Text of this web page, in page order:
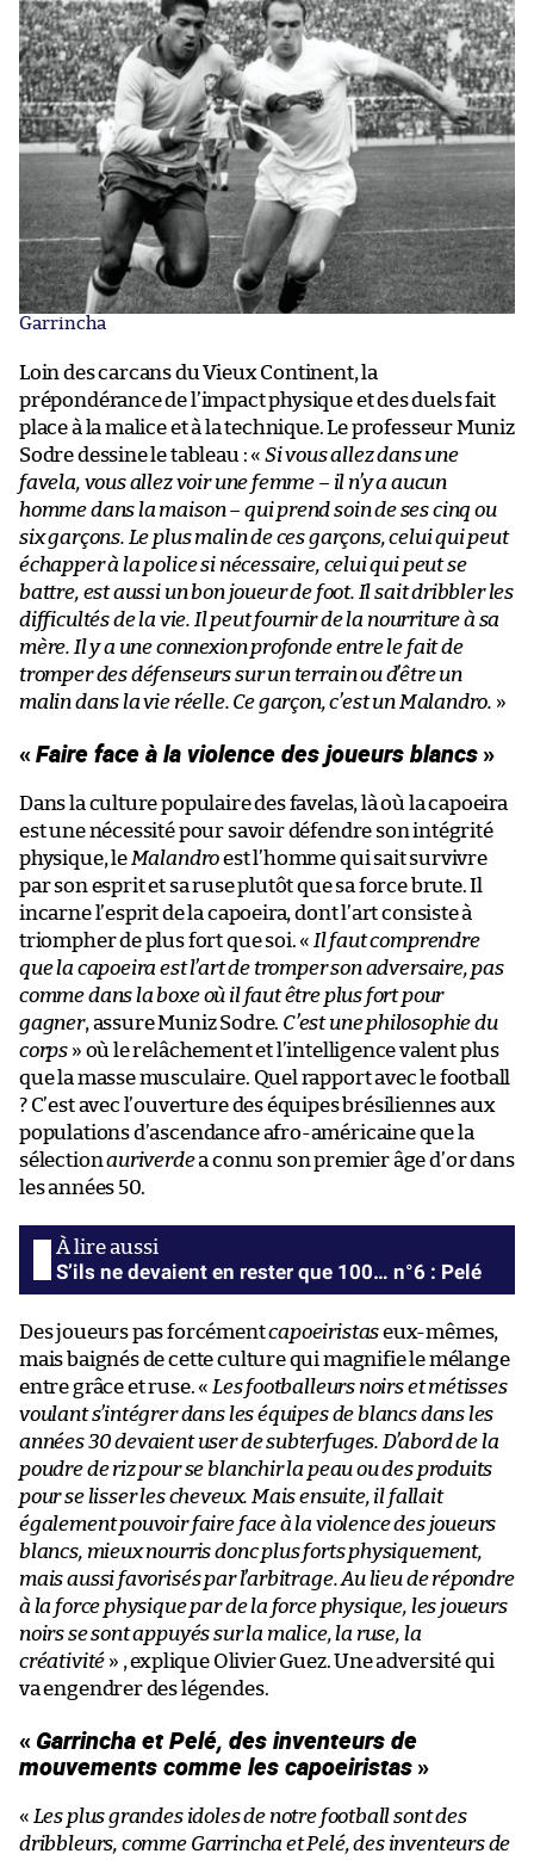
Garrincha
Loin des carcans du Vieux Continent, la
prépondérance de l’impact physique et des duels fait
place à la malice et à la technique. Le professeur Muniz
Sodre dessine le tableau : « Si vous allez dans une
favela, vous allez voir une femme – il n’y a aucun
homme dans la maison – qui prend soin de ses cinq ou
six garçons. Le plus malin de ces garçons, celui qui peut
échapper à la police si nécessaire, celui qui peut se
battre, est aussi un bon joueur de foot. Il sait dribbler les
difficultés de la vie. Il peut fournir de la nourriture à sa
mère. Il y a une connexion profonde entre le fait de
tromper des défenseurs sur un terrain ou d’être un
malin dans la vie réelle. Ce garçon, c’est un Malandro. »
«Faire face à la violence des joueurs blancs»
Dans la culture populaire des favelas, là où la capoeira
est une nécessité pour savoir défendre son intégrité
physique, le Malandroest l’homme qui sait survivre
par son esprit et sa ruse plutôt que sa force brute. Il
incarne l’esprit de la capoeira, dont l’art consiste à
triompher de plus fort que soi. « Il faut comprendre
que la capoeira est l’art de tromper son adversaire, pas
comme dans la boxe où il faut être plus fort pour
gagner, assure Muniz Sodre. C’est une philosophie du
corps » où le relâchement et l’intelligence valent plus
que la masse musculaire. Quel rapport avec le football
? C’est avec l’ouverture des équipes brésiliennes aux
populations d’ascendance afro-américaine que la
sélectionauriverdea connu son premier âge d’or dans
les années 50.
S’ils ne devaient en rester que 100… n°6 : Pelé
Des joueurs pas forcémentcapoeiristaseux-mêmes,
mais baignés de cette culture qui magnifie le mélange
entre grâce et ruse. « Les footballeurs noirs et métisses
voulant s’intégrer dans les équipes de blancs dans les
années 30 devaient user de subterfuges. D’abord de la
poudre de riz pour se blanchir la peau ou des produits
pour se lisser les cheveux. Mais ensuite, il fallait
également pouvoir faire face à la violence des joueurs
blancs, mieux nourris donc plus forts physiquement,
mais aussi favorisés par l’arbitrage. Au lieu de répondre
à la force physique par de la force physique, les joueurs
noirs se sont appuyés sur la malice, la ruse, la
créativité » , explique Olivier Guez. Une adversité qui
va engendrer des légendes.
«Garrincha et Pelé, des inventeurs de
mouvements comme les capoeiristas»
« Les plus grandes idoles de notre football sont des
dribbleurs, comme Garrincha et Pelé, des inventeurs de